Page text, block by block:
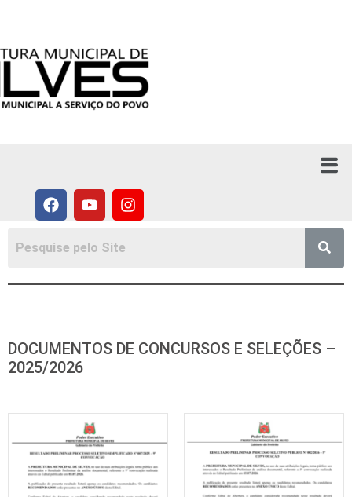
DOCUMENTOS DE CONCURSOS E SELEÇÕES –
2025/2026